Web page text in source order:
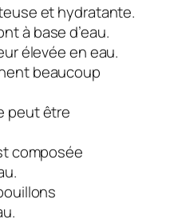
et hydratante.
à base d’eau.
élevée en eau.
beaucoup
peut être
composée